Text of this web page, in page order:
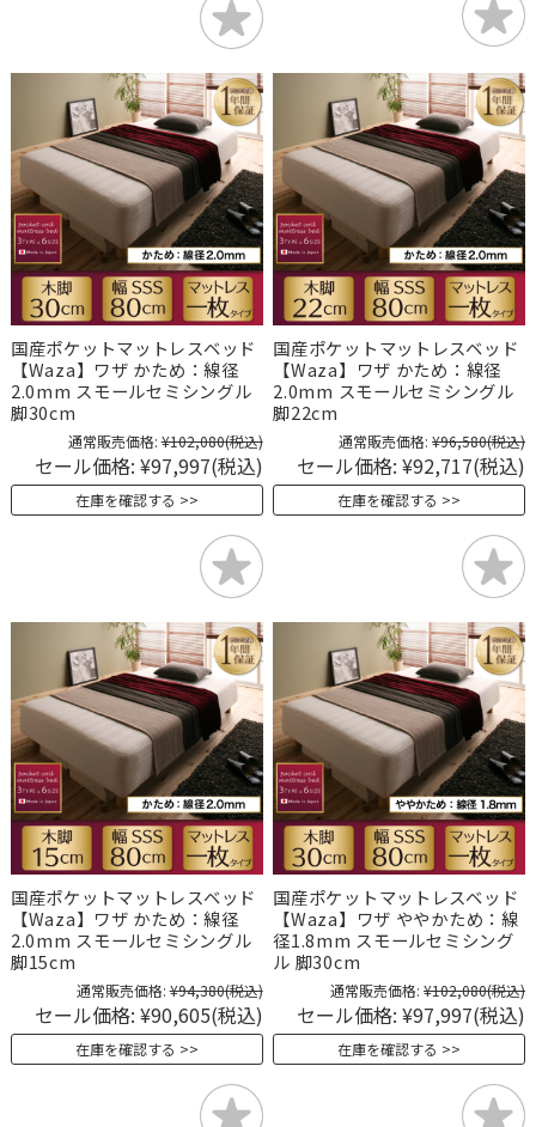
国産ポケットマットレスベッド
【Waza】ワザ かため：線径
2.0mm スモールセミシングル
脚30cm
通常販売価格: ¥102,080(税込)
セール価格: ¥97,997(税込)
在庫を確認する
国産ポケットマットレスベッド
【Waza】ワザ かため：線径
2.0mm スモールセミシングル
脚22cm
通常販売価格: ¥96,580(税込)
セール価格: ¥92,717(税込)
在庫を確認する
国産ポケットマットレスベッド
【Waza】ワザ かため：線径
2.0mm スモールセミシングル
脚15cm
通常販売価格: ¥94,380(税込)
セール価格: ¥90,605(税込)
在庫を確認する
国産ポケットマットレスベッド
【Waza】ワザ ややかため：線
径1.8mm スモールセミシング
ル 脚30cm
通常販売価格: ¥102,080(税込)
セール価格: ¥97,997(税込)
在庫を確認する